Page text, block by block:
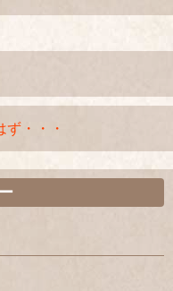
・・・